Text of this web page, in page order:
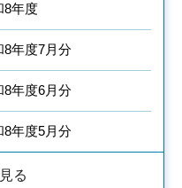
8年度
8年度7月分
8年度6月分
8年度5月分
る